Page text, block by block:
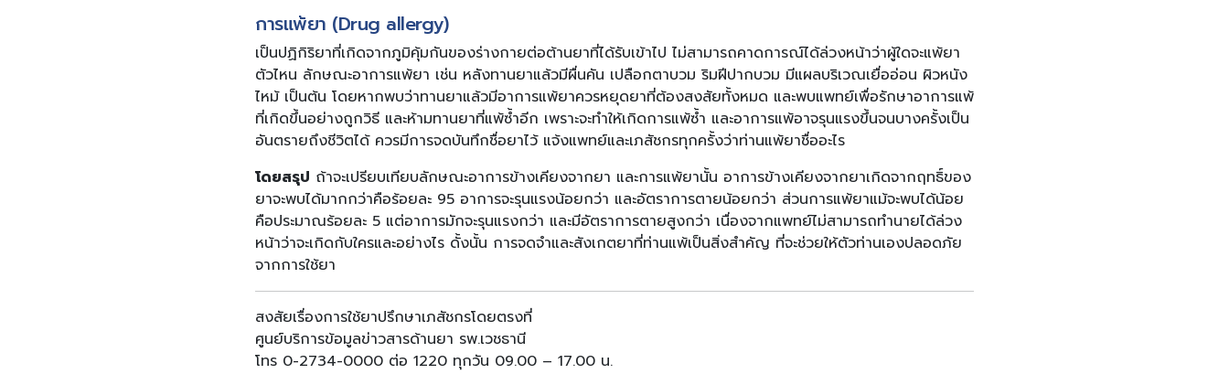
การแพ้ยา (Drug allergy)
เป็นปฏิกิริยาที่เกิดจากภูมิคุ้มกันของร่างกายต่อต้านยาที่ได้รับเข้าไป ไม่สามารถคาดการณ์ได้ล่วงหน้าว่าผู้ใดจะแพ้ยา
ตัวไหน ลักษณะอาการแพ้ยา เช่น หลังทานยาแล้วมีผื่นคัน เปลือกตาบวม ริมฝีปากบวม มีแผลบริเวณเยื่ออ่อน ผิวหนัง
ไหม้ เป็นต้น โดยหากพบว่าทานยาแล้วมีอาการแพ้ยาควรหยุดยาที่ต้องสงสัยทั้งหมด และพบแพทย์เพื่อรักษาอาการแพ้
ที่เกิดขึ้นอย่างถูกวิธี และห้ามทานยาที่แพ้ซ้ำอีก เพราะจะทำให้เกิดการแพ้ซ้ำ และอาการแพ้อาจรุนแรงขึ้นจนบางครั้งเป็น
อันตรายถึงชีวิตได้ ควรมีการจดบันทึกชื่อยาไว้ แจ้งแพทย์และเภสัชกรทุกครั้งว่าท่านแพ้ยาชื่ออะไร
โดยสรุป ถ้าจะเปรียบเทียบลักษณะอาการข้างเคียงจากยา และการแพ้ยานั้น อาการข้างเคียงจากยาเกิดจากฤทธิ์ของ
ยาจะพบได้มากกว่าคือร้อยละ 95 อาการจะรุนแรงน้อยกว่า และอัตราการตายน้อยกว่า ส่วนการแพ้ยาแม้จะพบได้น้อย
คือประมาณร้อยละ 5 แต่อาการมักจะรุนแรงกว่า และมีอัตราการตายสูงกว่า เนื่องจากแพทย์ไม่สามารถทำนายได้ล่วง
หน้าว่าจะเกิดกับใครและอย่างไร ดั้งนั้น การจดจำและสังเกตยาที่ท่านแพ้เป็นสิ่งสำคัญ ที่จะช่วยให้ตัวท่านเองปลอดภัย
จากการใช้ยา
สงสัยเรื่องการใช้ยาปรึกษาเภสัชกรโดยตรงที่
ศูนย์บริการข้อมูลข่าวสารด้านยา รพ.เวชธานี
โทร 0-2734-0000 ต่อ 1220 ทุกวัน 09.00 – 17.00 น.